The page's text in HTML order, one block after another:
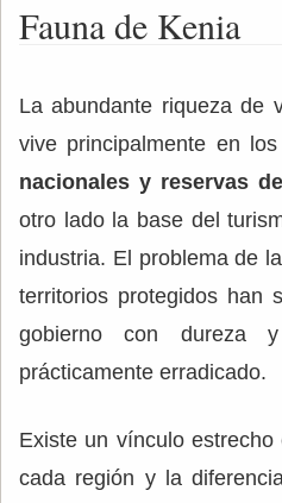
Fauna de Kenia
La abundante riqueza de
vive principalmente en los
nacionales y reservas
otro lado la base del
industria. El problema de la
territorios protegidos han
gobierno con dureza
prácticamente erradicado.
Existe un vínculo
cada región y la